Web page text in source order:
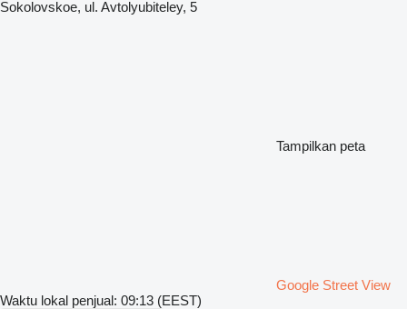
Sokolovskoe, ul. Avtolyubiteley, 5
Tampilkan peta
Google Street View
Waktu lokal penjual: 09:13 (EEST)